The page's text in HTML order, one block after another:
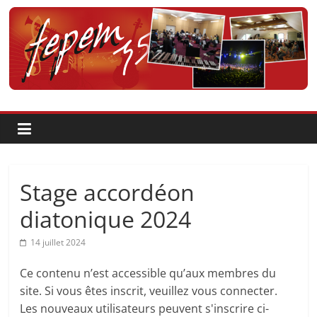
Passer
contenu
Fédération
pour
la
Pratique
et
l'Enseignement
Artistique
Stage accordéon
diatonique 2024
14 juillet 2024
Ce contenu n’est accessible qu’aux membres du
site. Si vous êtes inscrit, veuillez vous connecter.
Les nouveaux utilisateurs peuvent s'inscrire ci-